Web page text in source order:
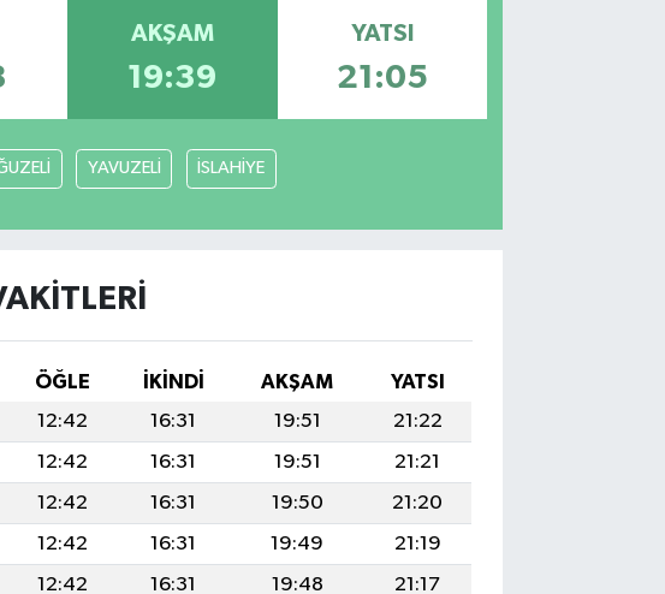
AKŞAM
19:39
YATSI
21:05
YAVUZELİ İSLAHİYE
ÖĞLE İKINDI AKŞAM
YATSI
12:42 16:31 19:51
21:22
12:42 16:31 19:51
21:21
12:42 16:31 19:50
21:20
12:42 16:31 19:49
21:19
12:42 16:31 19:48
21:17